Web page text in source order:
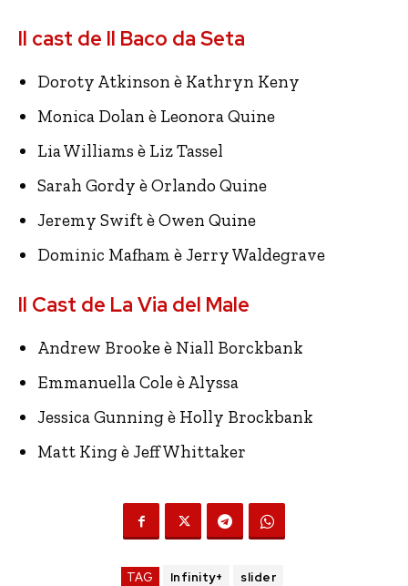
Il cast de Il Baco da Seta
Doroty Atkinson è Kathryn Keny
Monica Dolan è Leonora Quine
Lia Williams è Liz Tassel
Sarah Gordy è Orlando Quine
Jeremy Swift è Owen Quine
Dominic Mafham è Jerry Waldegrave
Il Cast de La Via del Male
Andrew Brooke è Niall Borckbank
Emmanuella Cole è Alyssa
Jessica Gunning è Holly Brockbank
Matt King è Jeff Whittaker
TAG Infinity+ slider